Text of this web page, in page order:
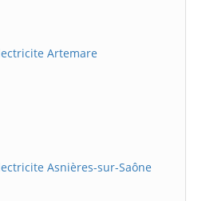
Artemare
Asnières-sur-Saône